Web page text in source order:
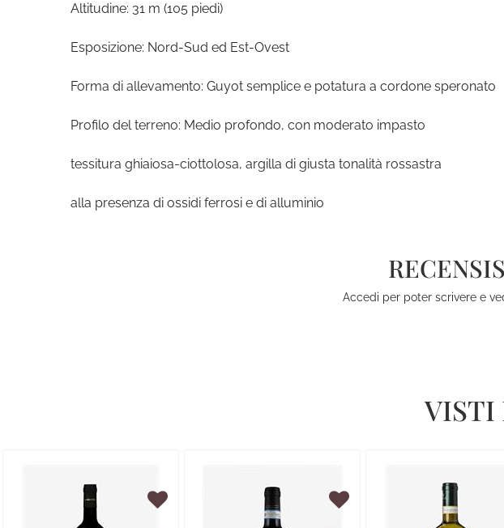
Altitudine: 31 m (105 piedi)
Esposizione: Nord-Sud ed Est-Ovest
Forma di allevamento: Guyot semplice e potatura a cordone speronato
Profilo del terreno: Medio profondo, con moderato impasto
tessitura ghiaiosa-ciottolosa, argilla di giusta tonalità rossastra
alla presenza di ossidi ferrosi e di alluminio
Accedi per poter scrivere e
VISTI